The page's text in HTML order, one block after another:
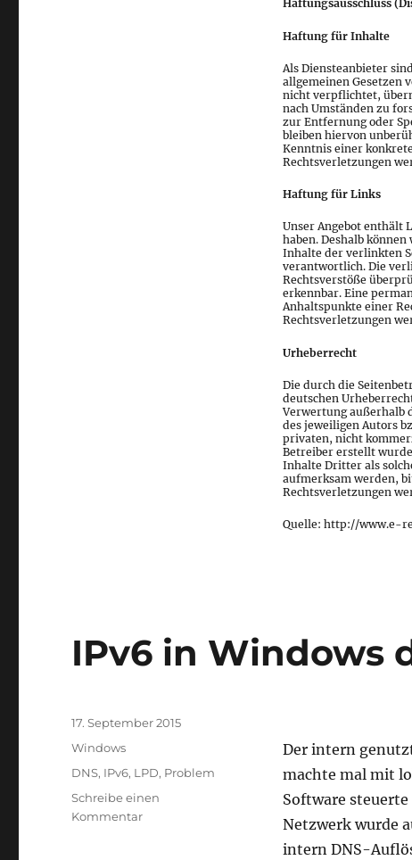
Haftungsausschluss
Haftung für Inhalte
Als Diensteanbieter
allgemeinen Gesetzen
nicht verpflichtet,
nach Umständen zu
zur Entfernung oder
bleiben hiervon
Kenntnis einer
Rechtsverletzungen
Haftung für Links
Unser Angebot enthält
haben. Deshalb
Inhalte der verlinkten
verantwortlich. Die
Rechtsverstöße
erkennbar. Eine
Anhaltspunkte einer
Rechtsverletzungen
Urheberrecht
Die durch die
deutschen
Verwertung außerhalb
des jeweiligen Autors
privaten, nicht
Betreiber erstellt
Inhalte Dritter als
aufmerksam werden,
Rechtsverletzungen
Quelle: http://www.e-
IPv6 in Windows
Der intern
machte mal mit
Software
Netzwerk wurde
intern DNS-
Veröffentlicht
am
17. September 2015
Kategorien
Windows
Schlagwörter
DNS, IPv6, LPD, Problem
Schreibe einen
Kommentarzu